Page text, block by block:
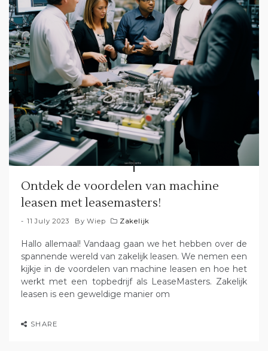
Ontdek de voordelen van machine
leasen met leasemasters!
11 July 2023 ByWiep Zakelijk
Hallo allemaal! Vandaag gaan we het hebben over de
spannende wereld van zakelijk leasen. We nemen een
kijkje in de voordelen van machine leasen en hoe het
werkt met een topbedrijf als LeaseMasters. Zakelijk
leasen is een geweldige manier om
SHARE